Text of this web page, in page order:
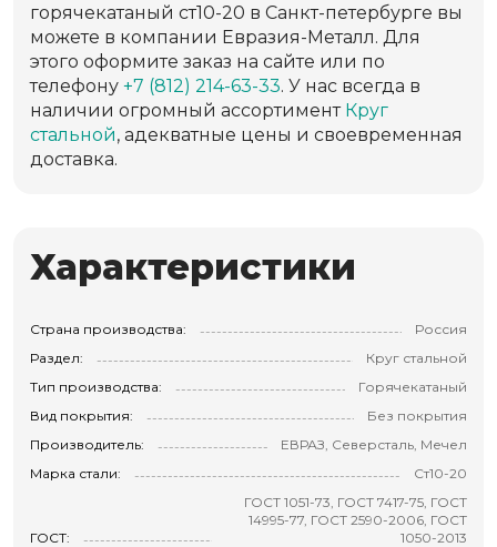
горячекатаный ст10-20 в Санкт-петербурге вы
можете в компании Евразия-Металл. Для
этого оформите заказ на сайте или по
телефону +7 (812) 214-63-33. У нас всегда в
наличии огромный ассортимент Круг
стальной, адекватные цены и своевременная
доставка.
Характеристики
Страна производства:
Россия
Раздел:
Круг стальной
Тип производства:
Горячекатаный
Вид покрытия:
Без покрытия
Производитель:
ЕВРАЗ, Северсталь, Мечел
Марка стали:
Ст10-20
ГОСТ:
ГОСТ 1051-73, ГОСТ 7417-75, ГОСТ
14995-77, ГОСТ 2590-2006, ГОСТ
1050-2013